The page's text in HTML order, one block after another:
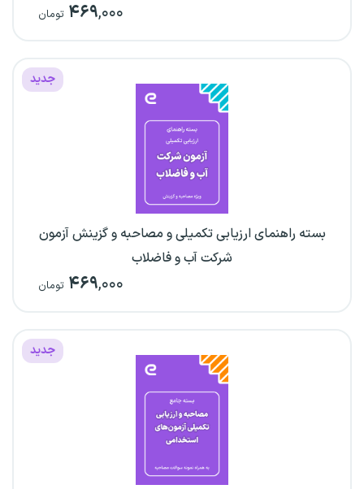
۴۶۹,۰۰۰ تومان
جدید
بسته راهنمای ارزیابی تکمیلی و مصاحبه و گزینش آزمون
شرکت آب و فاضلاب
۴۶۹,۰۰۰ تومان
جدید